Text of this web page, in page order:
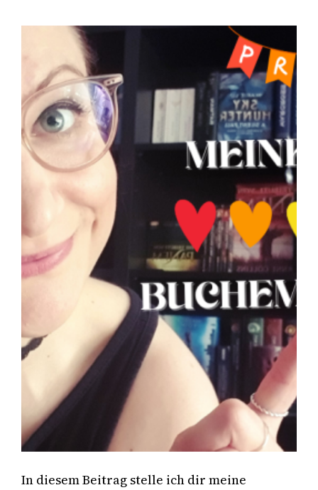
In diesem Beitrag stelle ich dir meine